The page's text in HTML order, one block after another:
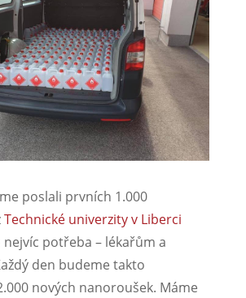
poslali prvních 1.000
Technické univerzity v Liberci
potřeba – lékařům a
den budeme takto
nových nanoroušek. Máme